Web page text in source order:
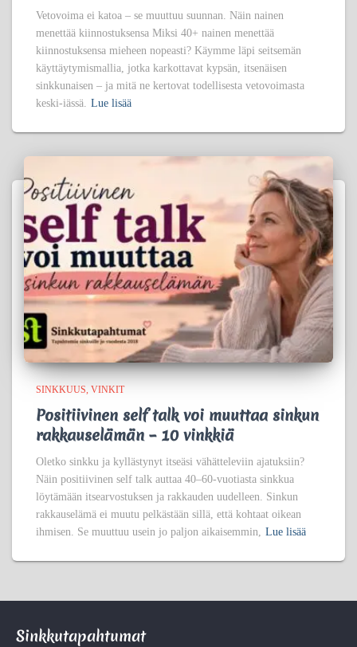
Vetovoima ei katoa – se muuttuu suunnan. Näin nainen
menettää kiinnostuksensa Miksi 40+ nainen menettää
kiinnostuksensa mieheen nopeasti? Käymme läpi seitsemän
käyttäytymismallia, jotka karkottavat kypsän, itsenäisen
sinkkunaisen – ja mitä ne kertovat todellisesta vetovoimasta
keski-iässä.
Lue lisää
SINKKUUS VINKIT
Positiivinen self talk voi muuttaa sinkun
rakkauselämän – 10 vinkkiä
Oletko sinkku ja kyllästynyt itseäsi vähätteleviin ajatuksiin?
Näin positiivinen self talk auttaa 40–60-vuotiasta sinkkua
löytämään itsearvostuksen ja rakkauden uudelleen. Sinkun
rakkauselämä ei muutu pelkästään sillä, että kohtaat oikean
ihmisen. Se muuttuu usein jo paljon aikaisemmin,
Lue lisää
Sinkkutapahtumat